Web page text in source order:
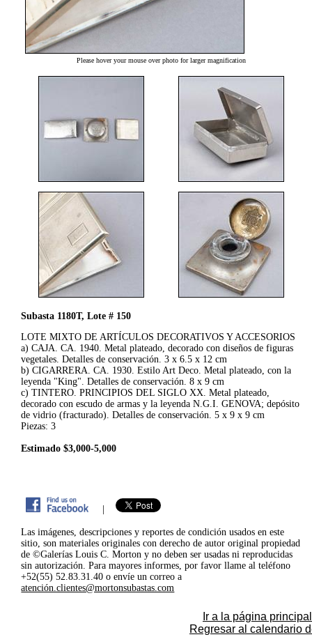
Please hover your mouse over photo for larger magnification
Subasta 1180T, Lote # 150
LOTE MIXTO DE ARTÍCULOS DECORATIVOS Y ACCESORIOS
a) CAJA. CA. 1940. Metal plateado, decorado con diseños de figuras
vegetales. Detalles de conservación. 3 x 6.5 x 12 cm
b) CIGARRERA. CA. 1930. Estilo Art Deco. Metal plateado, con la
leyenda "King". Detalles de conservación. 8 x 9 cm
c) TINTERO. PRINCIPIOS DEL SIGLO XX. Metal plateado,
decorado con escudo de armas y la leyenda N.G.I. GENOVA; depósito
de vidrio (fracturado). Detalles de conservación. 5 x 9 x 9 cm
Piezas: 3
Estimado $3,000-5,000
|
Las imágenes, descripciones y reportes de condición usados en este
sitio, son materiales originales con derecho de autor original propiedad
de ©Galerías Louis C. Morton y no deben ser usadas ni reproducidas
sin autorización. Para mayores informes, por favor llame al teléfono
+52(55) 52.83.31.40 o envíe un correo a
atención.clientes@mortonsubastas.com
Ir a la página principal
Regresar al calendario